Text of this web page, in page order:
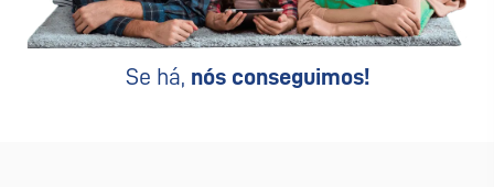
Se há, nós conseguimos!